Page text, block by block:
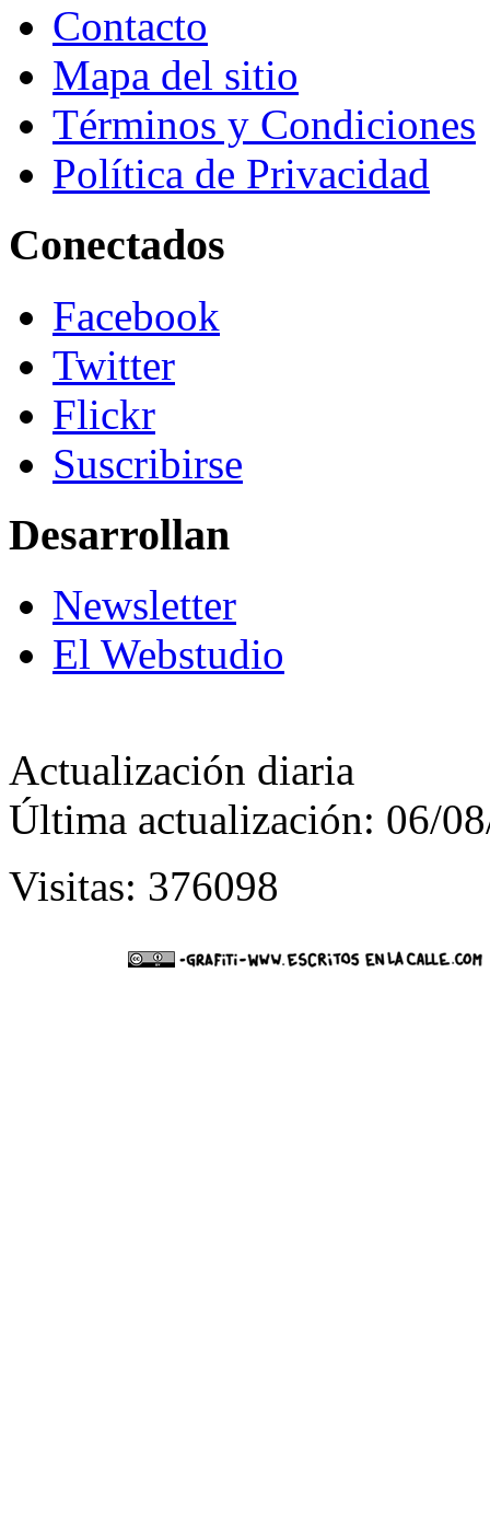
Contacto
Mapa del sitio
Términos y Condiciones
Política de Privacidad
Conectados
Facebook
Twitter
Flickr
Suscribirse
Desarrollan
Newsletter
El Webstudio
Actualización diaria
Última actualización: 06/
Visitas: 376098